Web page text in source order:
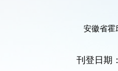
安徽省霍
刊登日期：